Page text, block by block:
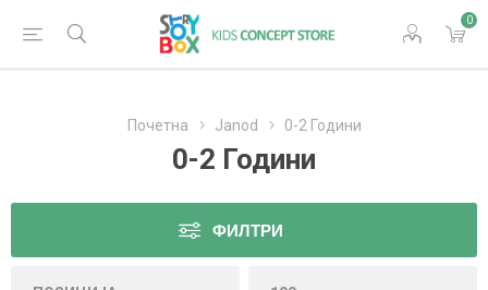
0
Почетна Janod 0-2 Години
0-2 Години
ФИЛТРИ